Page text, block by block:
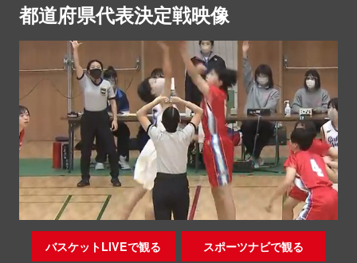
都道府県代表決定戦映像
バスケットLIVEで観る スポーツナビで観る